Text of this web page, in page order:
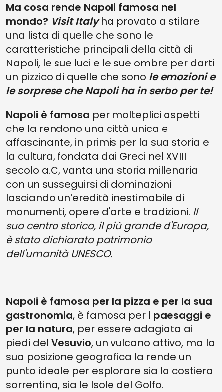
Ma cosa rende Napoli famosa nel
mondo? Visit Italyha provato a stilare
una lista di quelle che sono le
caratteristiche principali della città di
Napoli, le sue luci e le sue ombre per darti
un pizzico di quelle che sono le emozioni e
le sorprese che Napoli ha in serbo per te!
Napoli è famosa per molteplici aspetti
che la rendono una città unica e
affascinante, in primis per la sua storia e
la cultura, fondata dai Greci nel XVIII
secolo a.C, vanta una storia millenaria
con un susseguirsi di dominazioni
lasciando un'eredità inestimabile di
monumenti, opere d'arte e tradizioni. Il
suo centro storico, il più grande d'Europa,
è stato dichiarato patrimonio
dell'umanità UNESCO.
Napoli è famosa per la pizza e per la sua
gastronomia, è famosa per i paesaggi e
per la natura, per essere adagiata ai
piedi del Vesuvio, un vulcano attivo, ma la
sua posizione geografica la rende un
punto ideale per esplorare sia la costiera
sorrentina, sia le Isole del Golfo.